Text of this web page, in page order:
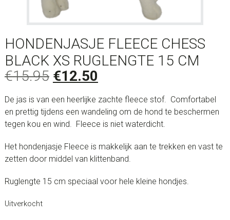
HONDENJASJE FLEECE CHESS
BLACK XS RUGLENGTE 15 CM
€15.95 Oorspronkelijke
was:
€15.95.
€12.50
is:
€12.50.
De jas is van een heerlijke zachte fleece stof. Comfortabel
en prettig tijdens een wandeling om de hond te beschermen
tegen kou en wind. Fleece is niet waterdicht.
Het hondenjasje Fleece is makkelijk aan te trekken en vast te
zetten door middel van klittenband.
Ruglengte 15 cm speciaal voor hele kleine hondjes.
Uitverkocht